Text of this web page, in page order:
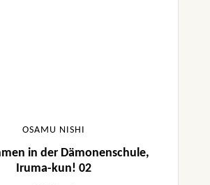
OSAMU NISHI
in der Dämonenschule,
Iruma-kun! 02